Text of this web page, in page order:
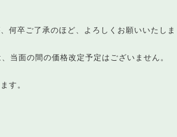
何卒ご了承のほど、よろしくお願いいたしま
当面の間の価格改定予定はございません。
す。